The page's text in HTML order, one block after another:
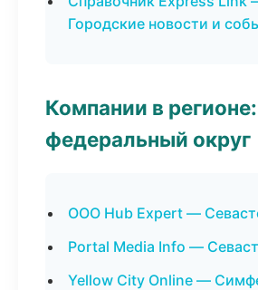
Городские новости и
Компании в
федеральный округ
ООО Hub Expert —
Portal Media Info —
Yellow City Online —